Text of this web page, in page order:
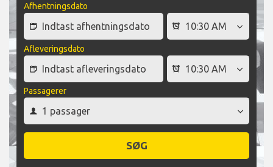
Afhentningsdato
Afleveringsdato
Passagerer
SØG